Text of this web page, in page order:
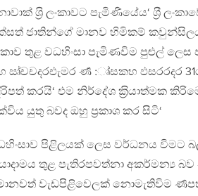
ශ‍්‍රි ලංකාවට පැමිණියේය‘ ශ‍්‍රී
ජාතින්ගේ මානව හිමිකම්
තුළ වධහිංසා පැමිණවිම පුළුල්
ඍ්චචදරඑැමර ර්‍ණ :ෘ්සකහ ඵසරරදර
කරයි‘ එම නිර්දේශ ක‍්‍රියාත්මක
යුතු බවද ඔහු ප‍්‍රකාශ කර සිටි‘
පිළිලයක් ලෙස වර්ධනය විමට
තුළ පැතිරපවත්නා අකර්මන්‍ය
වැඩපිළිවෙලක් නොමැතිවිම